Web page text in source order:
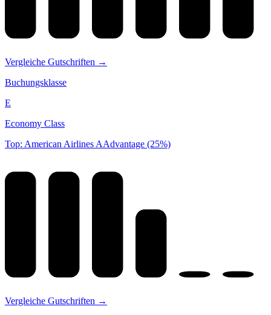
Vergleiche Gutschriften →
Buchungsklasse
E
Economy Class
Top: American Airlines AAdvantage (25%)
Vergleiche Gutschriften →